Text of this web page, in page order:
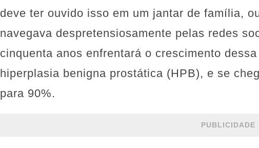
deve ter ouvido isso em um jantar de família,
navegava despretensiosamente pelas redes
cinquenta anos enfrentará o crescimento
hiperplasia benigna prostática (HPB), e se
para 90%.
PUBLICIDADE